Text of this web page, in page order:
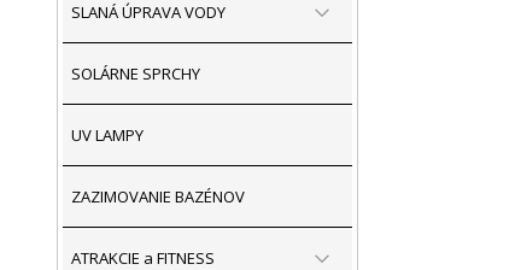
SLANÁ ÚPRAVA VODY
SOLÁRNE SPRCHY
UV LAMPY
ZAZIMOVANIE BAZÉNOV
ATRAKCIE a FITNESS